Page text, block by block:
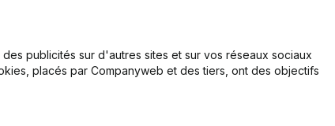
publicités sur d'autres sites et sur vos réseaux sociaux
placés par Companyweb et des tiers, ont des objectifs